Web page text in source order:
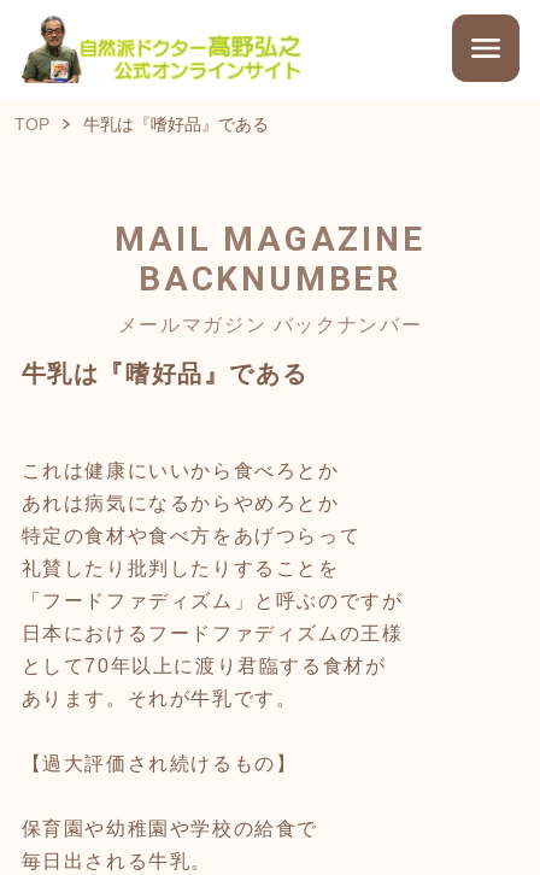
TOP 牛乳は『嗜好品』である
MAIL MAGAZINE
BACKNUMBER
メールマガジン バックナンバー
牛乳は『嗜好品』である
これは健康にいいから食べろとか
あれは病気になるからやめろとか
特定の食材や食べ方をあげつらって
礼賛したり批判したりすることを
「フードファディズム」と呼ぶのですが
日本におけるフードファディズムの王様
として70年以上に渡り君臨する食材が
あります。それが牛乳です。
【過大評価され続けるもの】
保育園や幼稚園や学校の給食で
毎日出される牛乳。